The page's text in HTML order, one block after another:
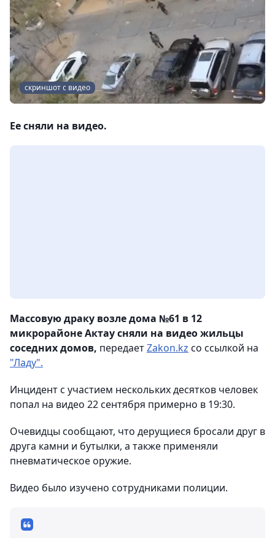
скриншот с видео
Ее сняли на видео.
Массовую драку возле дома №61 в 12
микрорайоне Актау сняли на видео жильцы
соседних домов, передаетZakon.kz со ссылкой на
"Ладу".
Инцидент с участием нескольких десятков человек
попал на видео 22 сентября примерно в 19:30.
Очевидцы сообщают, что дерущиеся бросали друг в
друга камни и бутылки, а также применяли
пневматическое оружие.
Видео было изучено сотрудниками полиции.